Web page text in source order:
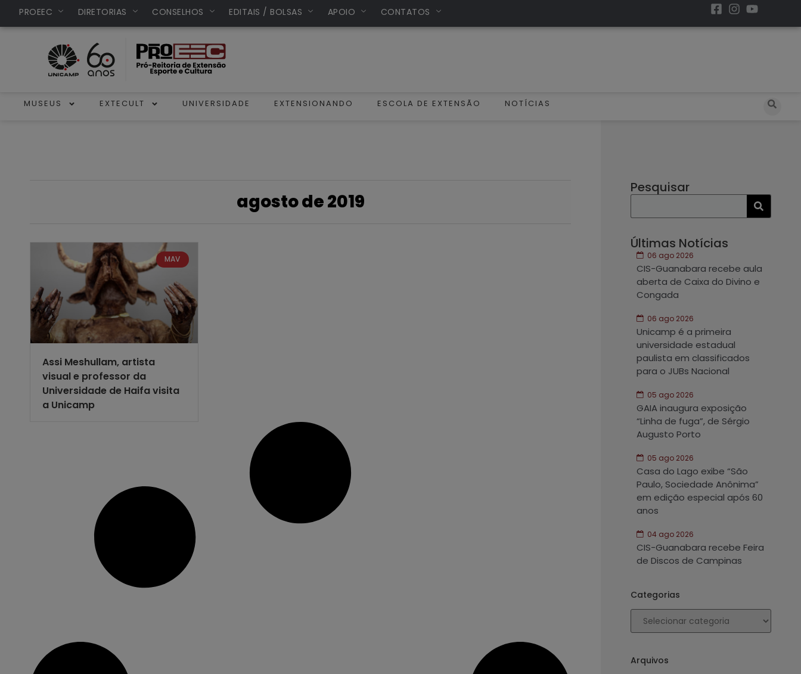
PROEEC DIRETORIAS CONSELHOS EDITAIS / BOLSAS APOIO CONTATOS
MUSEUS EXTECULT UNIVERSIDADE EXTENSIONANDO ESCOLA DE EXTENSÃO NOTÍCIAS
agosto de 2019
MAV
Assi Meshullam, artista
visual e professor da
Universidade de Haifa visita
a Unicamp
Pesquisar
Últimas Notícias
06 ago 2026
CIS-Guanabara recebe aula
aberta de Caixa do Divino e
Congada
06 ago 2026
Unicamp é a primeira
universidade estadual
paulista em classificados
para o JUBs Nacional
05 ago 2026
GAIA inaugura exposição
“Linha de fuga”, de Sérgio
Augusto Porto
05 ago 2026
Casa do Lago exibe “São
Paulo, Sociedade Anônima”
em edição especial após 60
anos
04 ago 2026
CIS-Guanabara recebe Feira
de Discos de Campinas
Categorias
Arquivos